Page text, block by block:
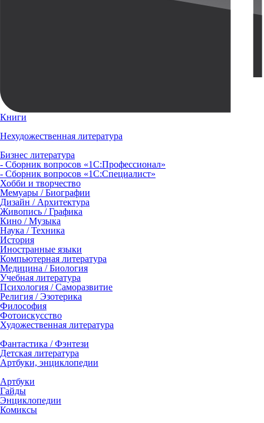
Книги
Нехудожественная литература
Бизнес литература
- Сборник вопросов «1С:Профессионал»
- Сборник вопросов «1С:Специалист»
Хобби и творчество
Мемуары / Биографии
Дизайн / Архитектура
Живопись / Графика
Кино / Музыка
Наука / Техника
История
Иностранные языки
Компьютерная литература
Медицина / Биология
Учебная литература
Психология / Саморазвитие
Религия / Эзотерика
Философия
Фотоискусство
Художественная литература
Фантастика / Фэнтези
Детская литература
Артбуки, энциклопедии
Артбуки
Гайды
Энциклопедии
Комиксы